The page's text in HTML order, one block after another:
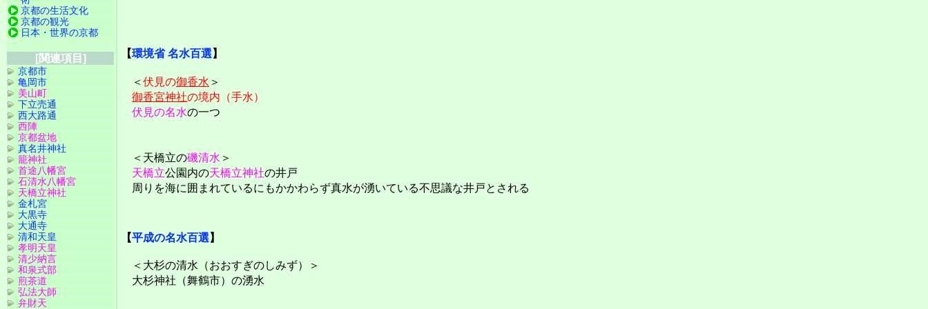
【環境省 名水百選 】
＜ 伏見の御香水 ＞
御香宮神社の境内（手水）
伏見の名水の一つ
＜天橋立の磯清水 ＞
天橋立公園内の天橋立神社の井戸
周りを海に囲まれているにもかかわらず真水が湧いている不思議な井戸とされる
【平成の名水百選 】
＜大杉の清水（おおすぎのしみず）＞
大杉神社（舞鶴市）の湧水
京都の生活文化
京都の観光
日本・世界の京都
[関連項目]
京都市
亀岡市
美山町
下立売通
西大路通
西陣
京都盆地
真名井神社
籠神社
首途八幡宮
石清水八幡宮
天橋立神社
金札宮
大黒寺
大通寺
清和天皇
孝明天皇
清少納言
和泉式部
煎茶道
弘法大師
弁財天